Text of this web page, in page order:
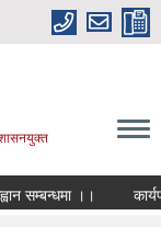
सम्बन्धमा ।।